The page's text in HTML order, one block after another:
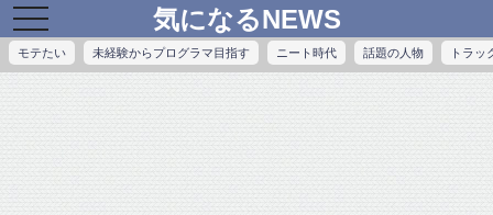
toggle
navigation
気になるNEWS
モテたい 未経験からプログラマ目指す ニート時代 話題の人物 トラッ